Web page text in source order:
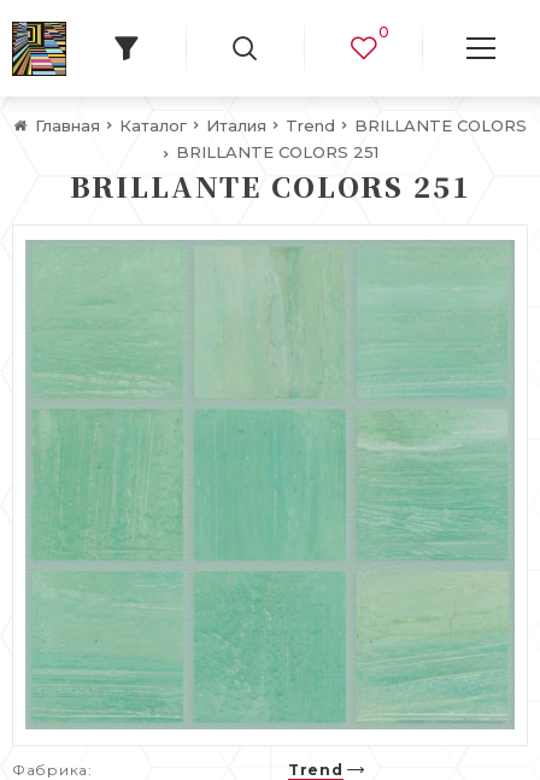
0
Главная Каталог Италия Trend
BRILLANTE COLORS
BRILLANTE COLORS 251
BRILLANTE COLORS 251
Фабрика: Trend